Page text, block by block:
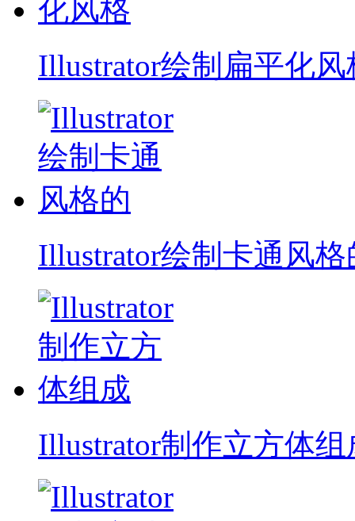
Illustrator绘制扁平化风
Illustrator绘制卡通风格
Illustrator制作立方体组